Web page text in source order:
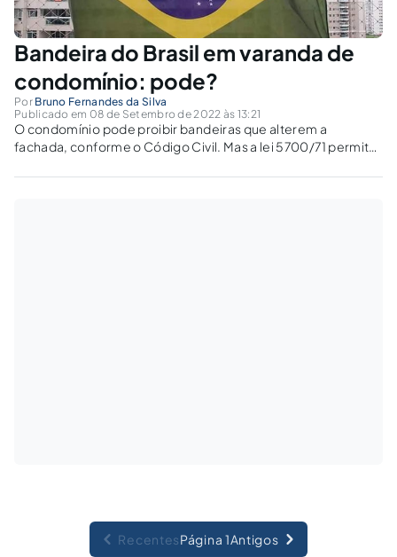
Bandeira do Brasil em varanda de
condomínio: pode?
Por Bruno Fernandes da Silva
Publicado em 08 de Setembro de 2022 às 13:21
O condomínio pode proibir bandeiras que alterem a
fachada, conforme o Código Civil. Mas a lei 5700/71 permite
entre essas normas?
RecentesPágina 1Antigos